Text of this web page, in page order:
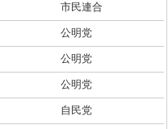
市民連合
公明党
公明党
公明党
自民党